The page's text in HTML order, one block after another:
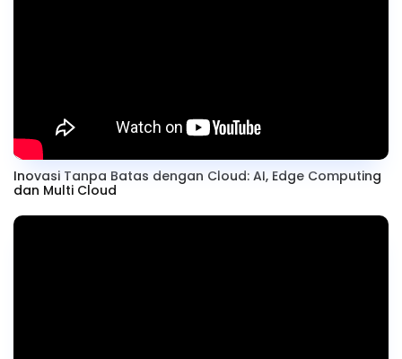
Inovasi Tanpa Batas dengan Cloud: AI, Edge Computing
dan Multi Cloud